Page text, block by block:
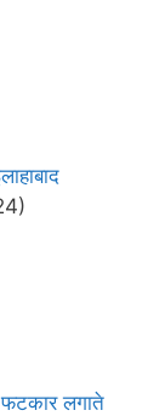
फटकार लगाते